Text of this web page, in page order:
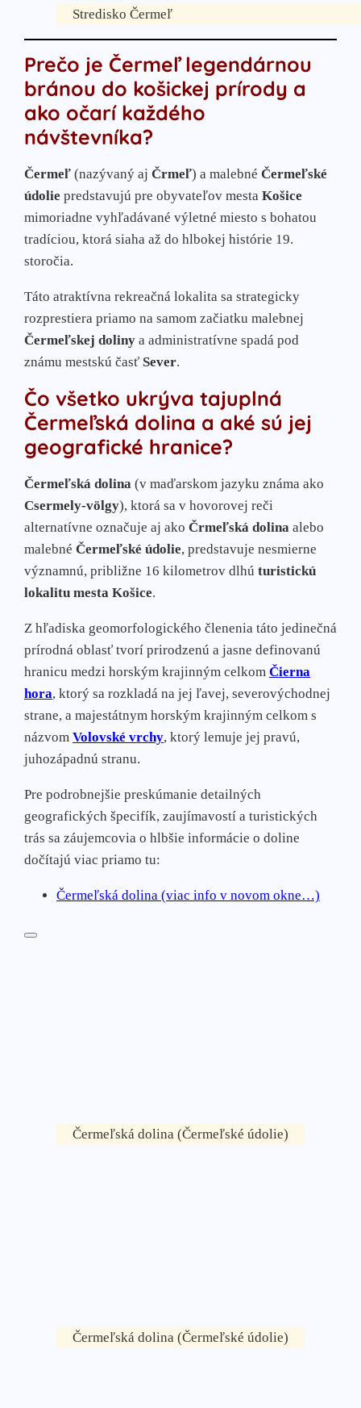
Stredisko Jahodná
Mesto Krompachy – Plejsy
Ružín-Košické Hámre
Rekreačná oblasť Turzov
Turistické oblasti Košíc
Stredisko Čermeľ
Stredisko Alpinka
Stredisko Bankov
MČ Myslava
Mestá
Mesto Gelnica
Obce:
Betliar
Bukovec
Čučma
Dedinky
Jaklovce
Henclová
Hýľov
Kojšov
Košická Belá
Mníšek nad Hnilcom
Nálepkovo
Novačany
Olcnava
Opátka
Pača
Poproč
Poráč
Slovinky
Smolník
Smolnícka Huta
Stará voda
Šemša
Švedlár
Vyšný Klatov
Stredisko Čermeľ
Prečo je Čermeľ legendárnou
bránou do košickej prírody a
ako očarí každého
návštevníka?
Čermeľ (nazývaný aj Črmeľ) a malebné Čermeľské
údolie predstavujú pre obyvateľov mesta Košice
mimoriadne vyhľadávané výletné miesto s bohatou
tradíciou, ktorá siaha až do hlbokej histórie 19.
storočia.
Táto atraktívna rekreačná lokalita sa strategicky
rozprestiera priamo na samom začiatku malebnej
Čermeľskej doliny a administratívne spadá pod
známu mestskú časť Sever.
Čo všetko ukrýva tajuplná
Čermeľská dolina a aké sú jej
geografické hranice?
Čermeľská dolina (v maďarskom jazyku známa ako
Csermely-völgy), ktorá sa v hovorovej reči
alternatívne označuje aj ako Črmeľská dolina alebo
malebné Čermeľské údolie, predstavuje nesmierne
významnú, približne 16 kilometrov dlhú turistickú
lokalitu mesta Košice.
Z hľadiska geomorfologického členenia táto jedinečná
prírodná oblasť tvorí prirodzenú a jasne definovanú
hranicu medzi horským krajinným celkom Čierna
hora, ktorý sa rozkladá na jej ľavej, severovýchodnej
strane, a majestátnym horským krajinným celkom s
názvom Volovské vrchy, ktorý lemuje jej pravú,
juhozápadnú stranu.
Pre podrobnejšie preskúmanie detailných
geografických špecifík, zaujímavostí a turistických
trás sa záujemcovia o hlbšie informácie o doline
dočítajú viac priamo tu:
Čermeľská dolina (viac info v novom okne…)
Čermeľská dolina (Čermeľské údolie)
Čermeľská dolina (Čermeľské údolie)